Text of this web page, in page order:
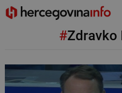
#Zdravko